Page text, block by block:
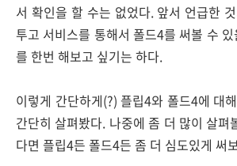
서 확인을 할 수는 없었다. 앞서 언급한
투고 서비스를 통해서 폴드4를 써볼 수
를 한번 해보고 싶기는 하다.
이렇게 간단하게(?) 플립4와 폴드4에 대
간단히 살펴봤다. 나중에 좀 더 많이 살펴
다면 플립4든 폴드4든 좀 더 심도있게 써